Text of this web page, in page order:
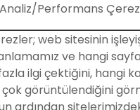
Analiz/Performans
web sitesinin
ve hangi
ilgi çektiğini, hangi
görüntülendiğini